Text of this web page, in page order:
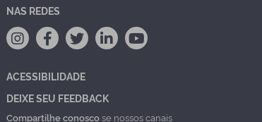
NAS REDES
ACESSIBILIDADE
DEIXE SEU FEEDBACK
Compartilhe conoscose nossos canais